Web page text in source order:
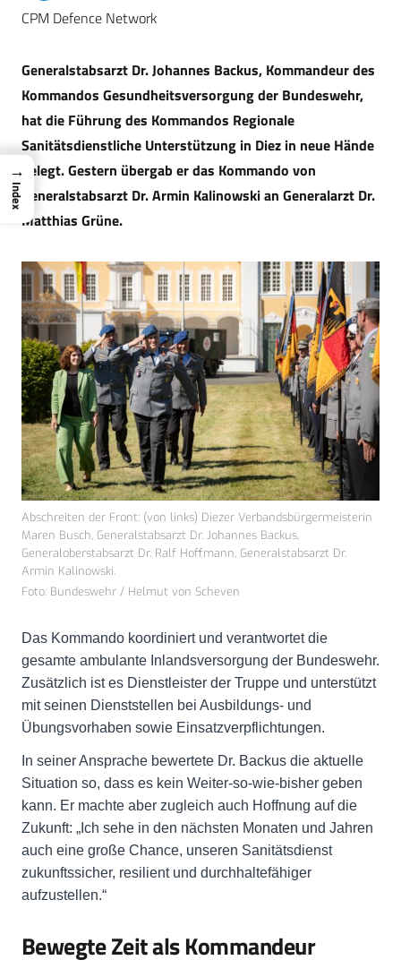
CPM Defence Network
Generalstabsarzt Dr. Johannes Backus, Kommandeur des
Kommandos Gesundheitsversorgung der Bundeswehr,
hat die Führung des Kommandos Regionale
Sanitätsdienstliche Unterstützung in Diez in neue Hände
gelegt. Gestern übergab er das Kommando von
Generalstabsarzt Dr. Armin Kalinowski an Generalarzt Dr.
Matthias Grüne.
Abschreiten der Front: (von links) Diezer Verbandsbürgermeisterin
Maren Busch, Generalstabsarzt Dr. Johannes Backus,
Generaloberstabsarzt Dr. Ralf Hoffmann, Generalstabsarzt Dr.
Armin Kalinowski.
Foto: Bundeswehr / Helmut von Scheven
Das Kommando koordiniert und verantwortet die
gesamte ambulante Inlandsversorgung der Bundeswehr.
Zusätzlich ist es Dienstleister der Truppe und unterstützt
mit seinen Dienststellen bei Ausbildungs- und
Übungsvorhaben sowie Einsatzverpflichtungen.
In seiner Ansprache bewertete Dr. Backus die aktuelle
Situation so, dass es kein Weiter-so-wie-bisher geben
kann. Er machte aber zugleich auch Hoffnung auf die
Zukunft: „Ich sehe in den nächsten Monaten und Jahren
auch eine große Chance, unseren Sanitätsdienst
zukunftssicher, resilient und durchhaltefähiger
aufzustellen.“
Bewegte Zeit als Kommandeur
→
Index